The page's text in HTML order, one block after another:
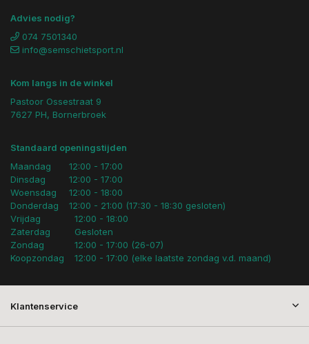
Advies nodig?
074 7501340
info@semschietsport.nl
Kom langs in de winkel
Pastoor Ossestraat 9
7627 PH, Bornerbroek
Standaard openingstijden
Maandag
Dinsdag
Woensdag
Donderdag
12:00 - 17:00
12:00 - 17:00
12:00 - 18:00
12:00 - 21:00 (17:30 - 18:30 gesloten)
Vrijdag
Zaterdag
Zondag
Koopzondag
12:00 - 18:00
Gesloten
12:00 - 17:00 (26-07)
12:00 - 17:00 (elke laatste zondag v.d. maand)
Klantenservice